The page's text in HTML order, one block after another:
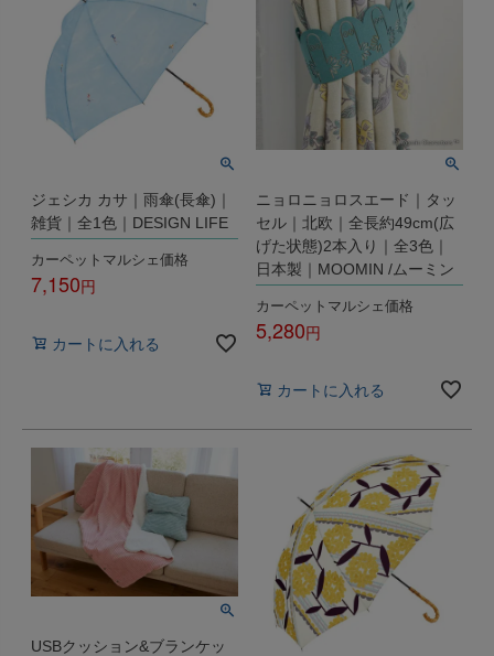
ジェシカ カサ｜雨傘(長傘)｜
雑貨｜全1色｜DESIGN LIFE
カーペットマルシェ価格
7,150
カートに入れる
ニョロニョロスエード｜タッ
セル｜北欧｜全長約49cm(広
げた状態)2本入り｜全3色｜
日本製｜MOOMIN /ムーミン
カーペットマルシェ価格
5,280
カートに入れる
USBクッション&ブランケッ